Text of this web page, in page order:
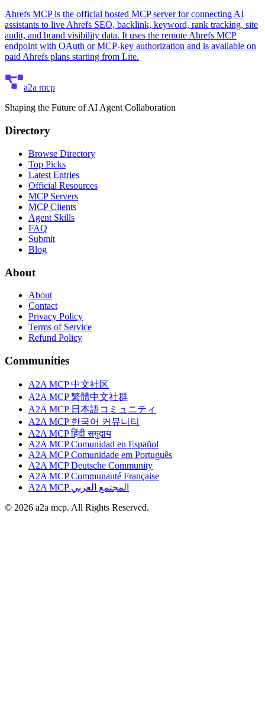
Ahrefs MCP is the official hosted MCP server for connecting AI
assistants to live Ahrefs SEO, backlink, keyword, rank tracking, site
audit, and brand visibility data. It uses the remote Ahrefs MCP
endpoint with OAuth or MCP-key authorization and is available on
paid Ahrefs plans starting from Lite.
a2a mcp
Shaping the Future of AI Agent Collaboration
Directory
Browse Directory
Top Picks
Latest Entries
Official Resources
MCP Servers
MCP Clients
Agent Skills
FAQ
Submit
Blog
About
About
Contact
Privacy Policy
Terms of Service
Refund Policy
Communities
A2A MCP 中文社区
A2A MCP 繁體中文社群
A2A MCP 日本語コミュニティ
A2A MCP 한국어 커뮤니티
A2A MCP हिंदी समुदाय
A2A MCP Comunidad en Español
A2A MCP Comunidade em Português
A2A MCP Deutsche Community
A2A MCP Communauté Française
A2A MCP المجتمع العربي
© 2026 a2a mcp. All Rights Reserved.